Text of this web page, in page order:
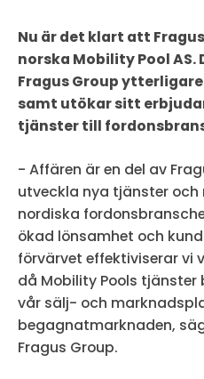
Nu är det klart att
norska Mobility Pool
Fragus Group
samt utökar sitt
tjänster till
- Affären är en del av
utveckla nya tjänster och
nordiska
ökad lönsamhet och
förvärvet effektiviserar vi
då Mobility Pools
vår sälj- och
begagnatmarknaden,
Fragus Group.